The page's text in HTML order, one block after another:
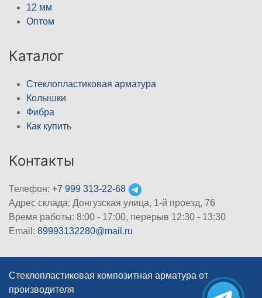
12 мм
Оптом
Каталог
Стеклопластиковая арматура
Колышки
Фибра
Как купить
Контакты
Телефон: +7 999 313-22-68
Адрес склада: Донгузская улица, 1-й проезд, 76
Время работы: 8:00 - 17:00, перерыв 12:30 - 13:30
Email: 89993132280@mail.ru
Стеклопластиковая композитная арматура от
производителя